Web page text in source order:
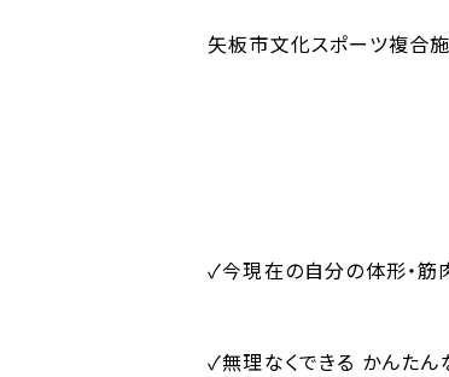
矢板市文化スポーツ複合施
✓今現在の自分の体形・筋
✓無理なくできる かんたん